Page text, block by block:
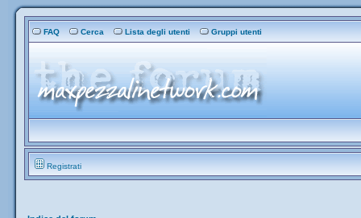
FAQ Cerca Lista degli utenti Gruppi utenti
Registrati